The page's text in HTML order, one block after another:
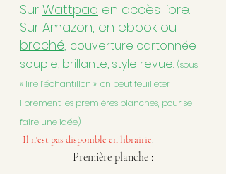
Sur Wattpad en accès libre.
Sur Amazon, en ebook ou
broché, couverture cartonnée
souple, brillante, style revue. (sous
« lire l’échantillon », on peut feuilleter
librement les premières planches, pour se
faire une idée)
Il n'est pas disponible en librairie.
Première planche :